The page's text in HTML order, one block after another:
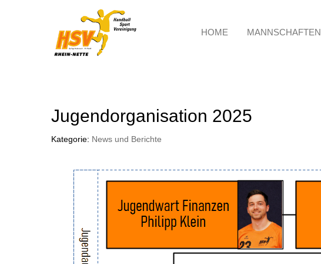
HOME MANNSCHAFTEN
Jugendorganisation 2025
Kategorie: News und Berichte